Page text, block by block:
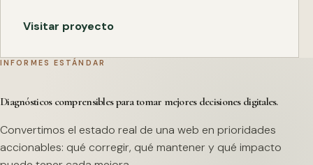
Visitar proyecto
INFORMES ESTÁNDAR
Diagnósticos comprensibles para tomar mejores decisiones digitales.
Convertimos el estado real de una web en prioridades
accionables: qué corregir, qué mantener y qué impacto